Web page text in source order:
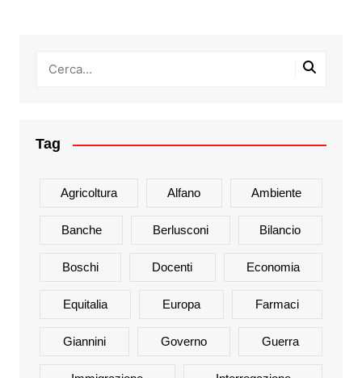
Tag
Agricoltura Alfano Ambiente
Banche Berlusconi Bilancio
Boschi Docenti Economia
Equitalia Europa Farmaci
Giannini Governo Guerra